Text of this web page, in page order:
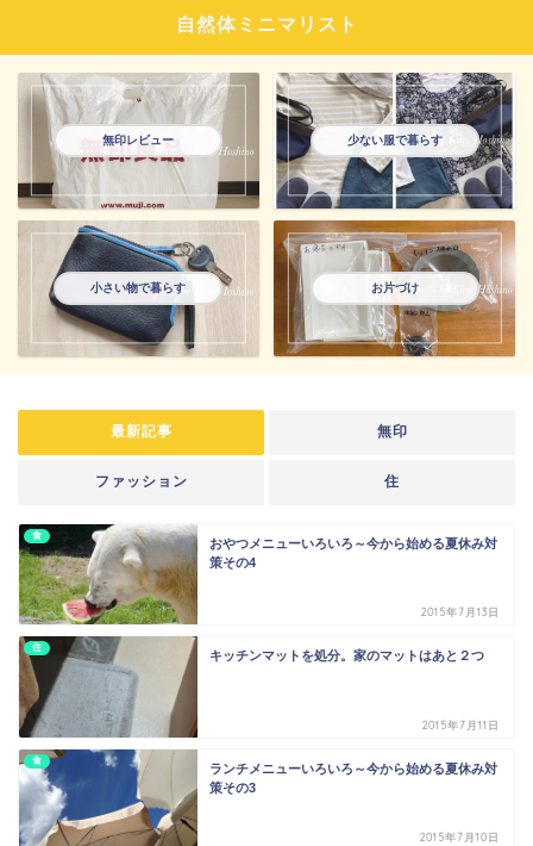
自然体ミニマリスト
無印レビュー 少ない服で暮らす
小さい物で暮らす お片づけ
最新記事 無印
ファッション 住
食
おやつメニューいろいろ～今から始める夏休み対
策その4
2015年7月13日
住
キッチンマットを処分。家のマットはあと２つ
2015年7月11日
食
ランチメニューいろいろ～今から始める夏休み対
策その3
2015年7月10日